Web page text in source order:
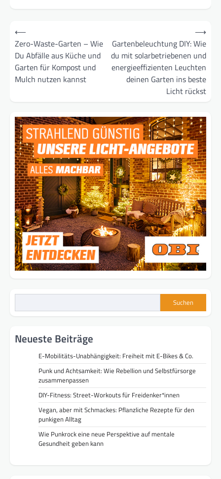
Beitragsnavigation
⟵
Zero-Waste-Garten – Wie
Du Abfälle aus Küche und
Garten für Kompost und
Mulch nutzen kannst
Gartenbeleuchtung DIY: Wie
du mit solarbetriebenen und
energieeffizienten Leuchten
deinen Garten ins beste
Licht rückst
⟶
Suchen
Neueste Beiträge
E-Mobilitäts-Unabhängigkeit: Freiheit mit E-Bikes & Co.
Punk und Achtsamkeit: Wie Rebellion und Selbstfürsorge
zusammenpassen
DIY-Fitness: Street-Workouts für Freidenker*innen
Vegan, aber mit Schmackes: Pflanzliche Rezepte für den
punkigen Alltag
Wie Punkrock eine neue Perspektive auf mentale
Gesundheit geben kann